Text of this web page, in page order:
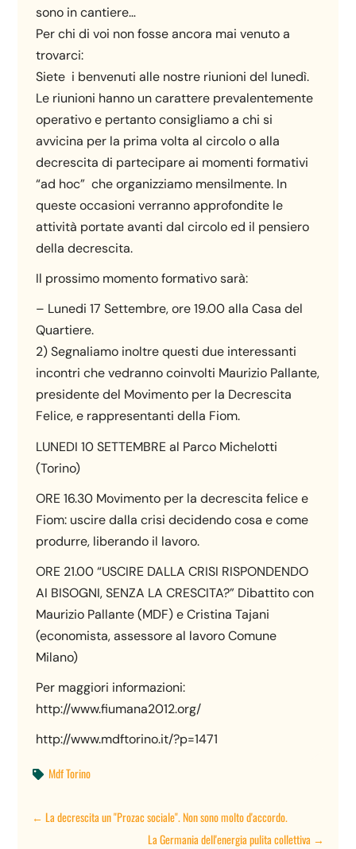
sono in cantiere…
Per chi di voi non fosse ancora mai venuto a
trovarci:
Siete i benvenuti alle nostre riunioni del lunedì.
Le riunioni hanno un carattere prevalentemente
operativo e pertanto consigliamo a chi si
avvicina per la prima volta al circolo o alla
decrescita di partecipare ai momenti formativi
“ad hoc” che organizziamo mensilmente. In
queste occasioni verranno approfondite le
attività portate avanti dal circolo ed il pensiero
della decrescita.
Il prossimo momento formativo sarà:
– Lunedi 17 Settembre, ore 19.00 alla Casa del
Quartiere.
2) Segnaliamo inoltre questi due interessanti
incontri che vedranno coinvolti Maurizio Pallante,
presidente del Movimento per la Decrescita
Felice, e rappresentanti della Fiom.
LUNEDI 10 SETTEMBRE al Parco Michelotti
(Torino)
ORE 16.30 Movimento per la decrescita felice e
Fiom: uscire dalla crisi decidendo cosa e come
produrre, liberando il lavoro.
ORE 21.00 “USCIRE DALLA CRISI RISPONDENDO
AI BISOGNI, SENZA LA CRESCITA?” Dibattito con
Maurizio Pallante (MDF) e Cristina Tajani
(economista, assessore al lavoro Comune
Milano)
Per maggiori informazioni:
http://www.fiumana2012.org/
http://www.mdftorino.it/?p=1471
 Mdf Torino
←La decrescita un "Prozac sociale". Non sono molto d'accordo.
La Germania dell'energia pulita collettiva→